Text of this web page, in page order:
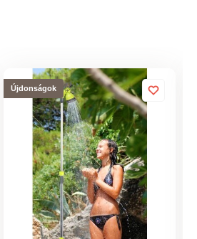
Újdonságok